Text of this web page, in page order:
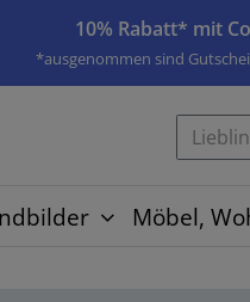
10% Rabatt* mit
*ausgenommen sind
Möbel,